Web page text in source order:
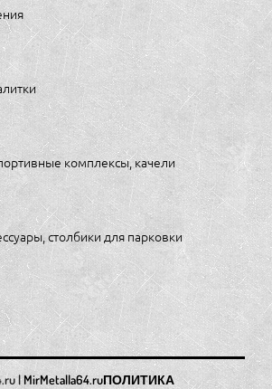
комплексы, качели
столбики для парковки
MirMetalla64.ruПОЛИТИКА